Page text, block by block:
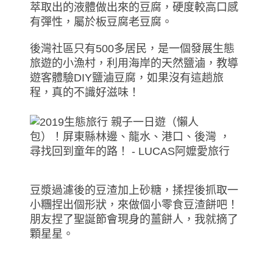
萃取出的液體做出來的豆腐，硬度較高口感
有彈性，屬於板豆腐老豆腐。
後灣社區只有500多居民，是一個發展生態
旅遊的小漁村，利用海岸的天然鹽滷，教導
遊客體驗DIY鹽滷豆腐，如果沒有這趟旅
程，真的不識好滋味！
豆漿過濾後的豆渣加上砂糖，揉捏後抓取一
小糰捏出個形狀，來做個小零食豆渣餅吧！
朋友捏了聖誕節會現身的薑餅人，我就摘了
顆星星。